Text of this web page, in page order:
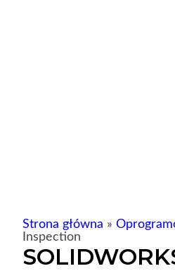
Strona główna »
Inspection